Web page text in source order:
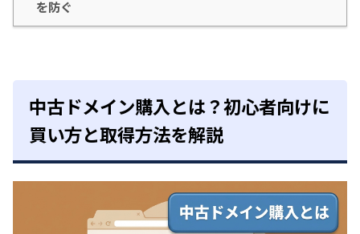
を防ぐ
中古ドメイン購入とは？初心者向けに
買い方と取得方法を解説